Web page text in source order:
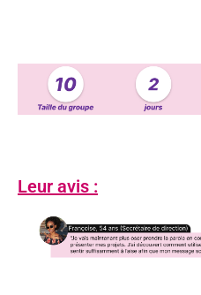
Leur avis :